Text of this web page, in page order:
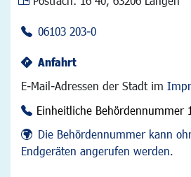
06103 203-0
Anfahrt
E-Mail-Adressen der Stadt im
Einheitliche Behördennummer
Die Behördennummer kann
Endgeräten angerufen werden.